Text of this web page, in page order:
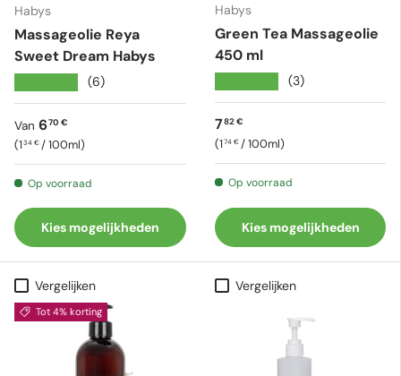
Habys
Massageolie Reya
Sweet Dream Habys
(6)
Reguliere prijs
Van 670 €
Eenheid prijs
134 € /100ml
Op voorraad
Kies mogelijkheden
Habys
Green Tea Massageolie
450 ml
(3)
Reguliere prijs
782 €
Eenheid prijs
174 € /100ml
Op voorraad
Kies mogelijkheden
Vergelijken
Tot 4% korting
Vergelijken